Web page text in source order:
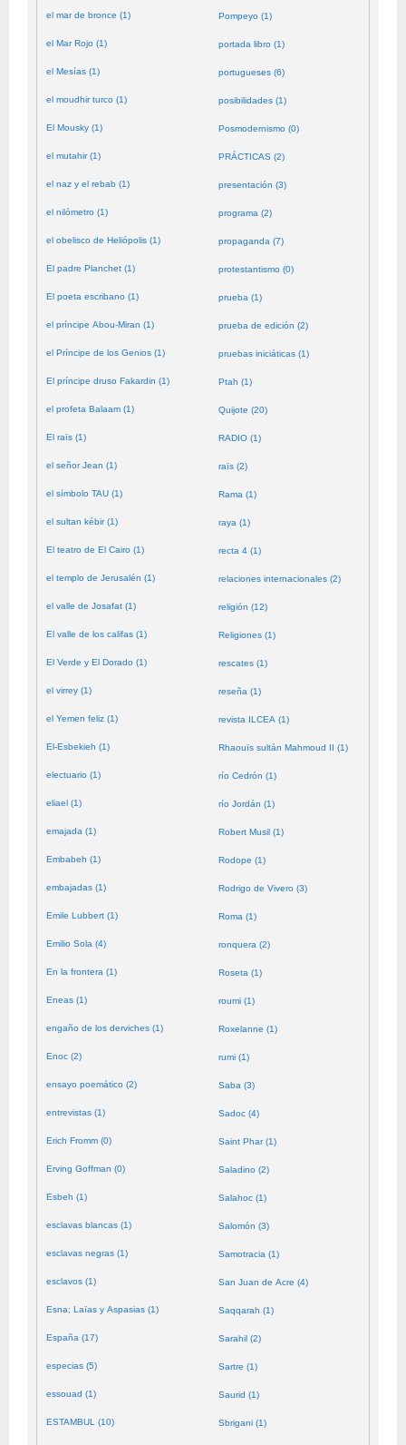
el mar de bronce (1)
el Mar Rojo (1)
el Mesías (1)
el moudhir turco (1)
El Mousky (1)
el mutahir (1)
el naz y el rebab (1)
el nilómetro (1)
el obelisco de Heliópolis (1)
El padre Planchet (1)
El poeta escribano (1)
el príncipe Abou-Miran (1)
el Príncipe de los Genios (1)
El príncipe druso Fakardin (1)
el profeta Balaam (1)
El raïs (1)
el señor Jean (1)
el símbolo TAU (1)
el sultan kébir (1)
El teatro de El Cairo (1)
el templo de Jerusalén (1)
el valle de Josafat (1)
El valle de los califas (1)
El Verde y El Dorado (1)
el virrey (1)
el Yemen feliz (1)
El-Esbekieh (1)
electuario (1)
eliael (1)
emajada (1)
Embabeh (1)
embajadas (1)
Emile Lubbert (1)
Emilio Sola (4)
En la frontera (1)
Eneas (1)
engaño de los derviches (1)
Enoc (2)
ensayo poemático (2)
entrevistas (1)
Erich Fromm (0)
Erving Goffman (0)
Esbeh (1)
esclavas blancas (1)
esclavas negras (1)
esclavos (1)
Esna; Laïas y Aspasias (1)
España (17)
especias (5)
essouad (1)
ESTAMBUL (10)
Pompeyo (1)
portada libro (1)
portugueses (6)
posibilidades (1)
Posmodernismo (0)
PRÁCTICAS (2)
presentación (3)
programa (2)
propaganda (7)
protestantismo (0)
prueba (1)
prueba de edición (2)
pruebas iniciáticas (1)
Ptah (1)
Quijote (20)
RADIO (1)
raïs (2)
Rama (1)
raya (1)
recta 4 (1)
relaciones internacionales (2)
religión (12)
Religiones (1)
rescates (1)
reseña (1)
revista ILCEA (1)
Rhaouïs sultán Mahmoud II (1)
río Cedrón (1)
río Jordán (1)
Robert Musil (1)
Rodope (1)
Rodrigo de Vivero (3)
Roma (1)
ronquera (2)
Roseta (1)
roumi (1)
Roxelanne (1)
rumi (1)
Saba (3)
Sadoc (4)
Saint Phar (1)
Saladino (2)
Salahoc (1)
Salomón (3)
Samotracia (1)
San Juan de Acre (4)
Saqqarah (1)
Sarahil (2)
Sartre (1)
Saurid (1)
Sbrigani (1)